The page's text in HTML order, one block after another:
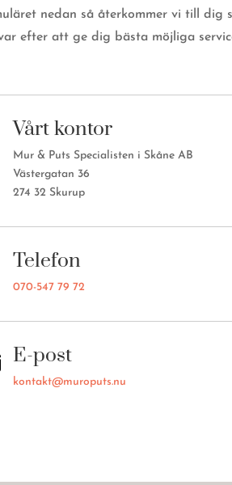
nedan så återkommer vi till dig
efter att ge dig bästa möjliga
Vårt kontor
Mur & Puts Specialisten i Skåne AB
Västergatan 36
274 32 Skurup
Telefon
070-547 79 72
E-post
kontakt@muroputs.nu